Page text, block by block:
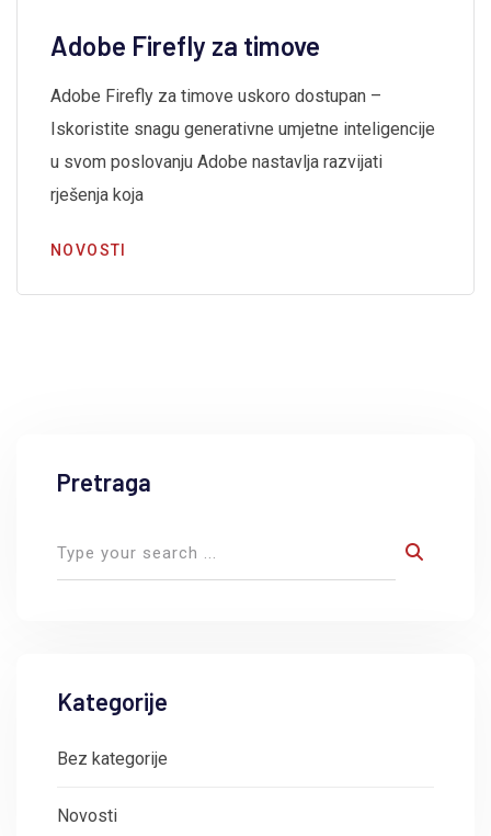
Adobe Firefly za timove
Adobe Firefly za timove uskoro dostupan –
Iskoristite snagu generativne umjetne inteligencije
u svom poslovanju Adobe nastavlja razvijati
rješenja koja
NOVOSTI
Pretraga
Kategorije
Bez kategorije
Novosti